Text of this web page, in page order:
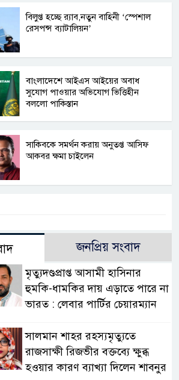
বিলুপ্ত হচ্ছে র‍্যাব,নতুন বাহিনী ‘স্পেশাল
রেসপন্স ব্যাটালিয়ন’
বাংলাদেশে আইএস আইয়ের অবাধ
সুযোগ পাওয়ার অভিযোগ ভিত্তিহীন
বললো পাকিস্তান
সাকিবকে সমর্থন করায় অনুতপ্ত আসিফ
আকবর ক্ষমা চাইলেন
জনপ্রিয় সংবাদ
মৃত্যুদণ্ডপ্রাপ্ত আসামী হাসিনার
হুমকি-ধামকির দায় এড়াতে পারে না
ভারত : লেবার পার্টির চেয়ারম্যান
সালমান শাহর রহস্যমৃত্যুতে
রাজসাক্ষী রিজভীর বক্তব্যে ক্ষুব্ধ
হওয়ার কারণ ব্যাখ্যা দিলেন শাবনুর